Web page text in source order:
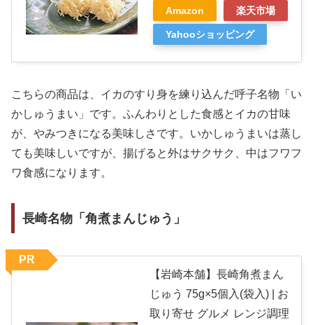
Amazon 楽天市場
Yahooショッピング
こちらの商品は、イカのすり身を練り込んだ呼子名物「い
かしゅうまい」です。ふんわりとした食感とイカの甘味
が、やみつきになる美味しさです。いかしゅうまいは蒸し
ても美味しいですが、揚げると外はサクサク、中はフワフ
ワ食感になります。
長崎名物「角煮まんじゅう」
【岩崎本舗】長崎角煮まん
じゅう 75g×5個入(袋入) | お
取り寄せ グルメ レンジ調理
PR